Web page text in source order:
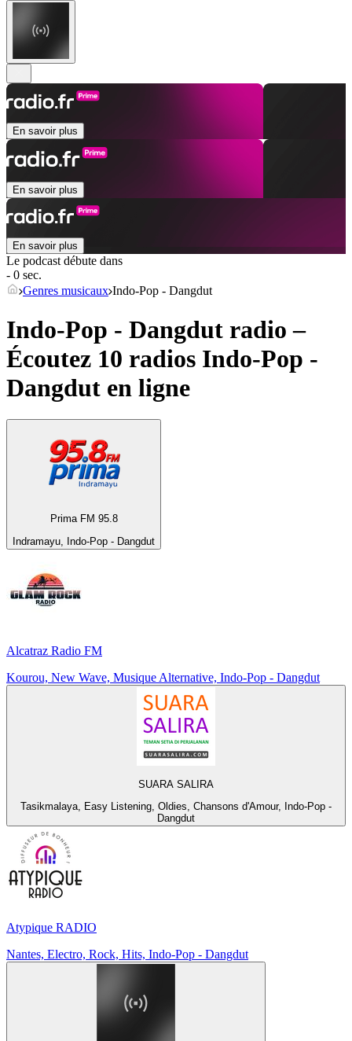
En savoir plus
En savoir plus
En savoir plus
Le podcast débute dans
- 0 sec.
Genres musicaux Indo-Pop - Dangdut
Indo-Pop - Dangdut radio –
Écoutez 10 radios Indo-Pop -
Dangdut en ligne
Prima FM 95.8
Indramayu, Indo-Pop - Dangdut
Alcatraz Radio FM
Kourou, New Wave, Musique Alternative, Indo-Pop - Dangdut
SUARA SALIRA
Tasikmalaya, Easy Listening, Oldies, Chansons d'Amour, Indo-Pop -
Dangdut
Atypique RADIO
Nantes, Electro, Rock, Hits, Indo-Pop - Dangdut